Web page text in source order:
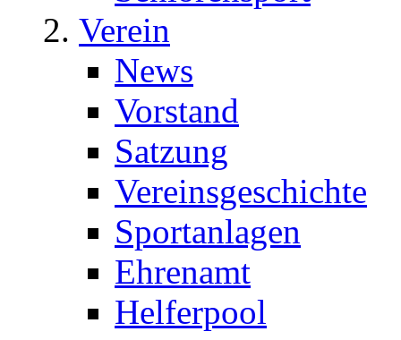
Verein
News
Vorstand
Satzung
Vereinsgeschichte
Sportanlagen
Ehrenamt
Helferpool